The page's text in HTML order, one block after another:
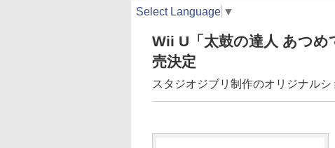
Select Language ▼
Wii U「太鼓の達人 あつ
売決定
スタジオジブリ制作のオリジナル